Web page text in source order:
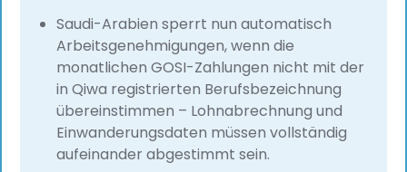
Saudi-Arabien sperrt nun automatisch
Arbeitsgenehmigungen, wenn die
monatlichen GOSI-Zahlungen nicht mit der
in Qiwa registrierten Berufsbezeichnung
übereinstimmen – Lohnabrechnung und
Einwanderungsdaten müssen vollständig
aufeinander abgestimmt sein.